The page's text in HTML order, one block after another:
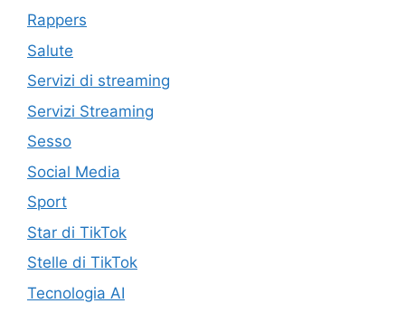
Rappers
Salute
Servizi di streaming
Servizi Streaming
Sesso
Social Media
Sport
Star di TikTok
Stelle di TikTok
Tecnologia AI